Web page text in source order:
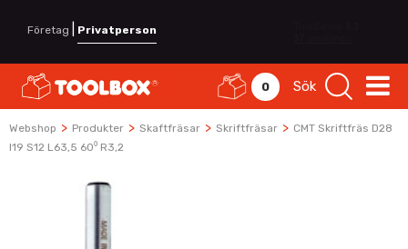
Företag Privatperson
0 Sök
Webshop > Produkter > Skaftfräsar > Skriftfräsar > CMT Skriftfräs D28
I19 S12 L63,5 60⁰ R3,2